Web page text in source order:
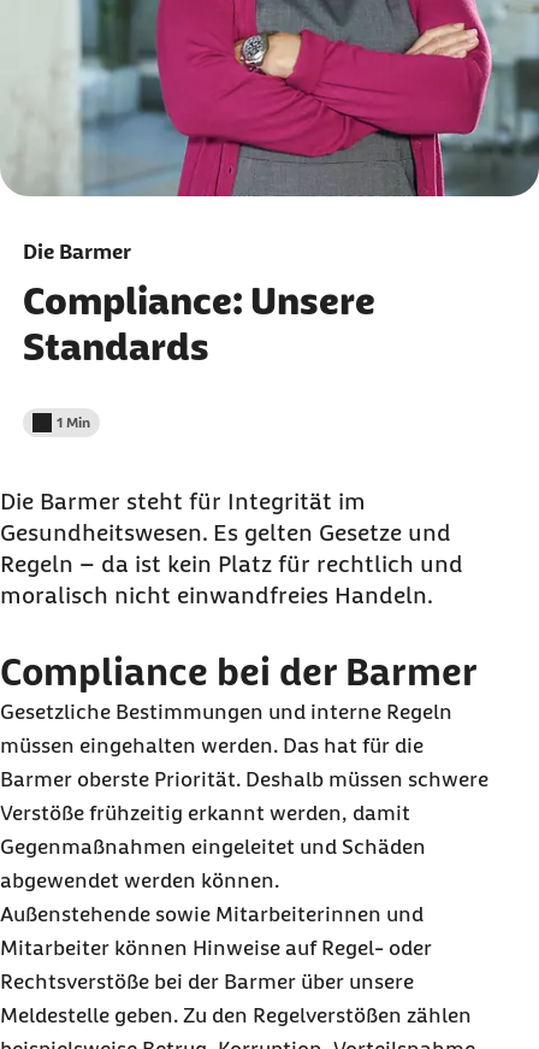
Die Barmer
Compliance: Unsere
Standards
Lesedauer weniger als
1 Min
Die Barmer steht für Integrität im
Gesundheitswesen. Es gelten Gesetze und
Regeln – da ist kein Platz für rechtlich und
moralisch nicht einwandfreies Handeln.
Compliance bei der Barmer
Gesetzliche Bestimmungen und interne Regeln
müssen eingehalten werden. Das hat für die
Barmer oberste Priorität. Deshalb müssen schwere
Verstöße frühzeitig erkannt werden, damit
Gegenmaßnahmen eingeleitet und Schäden
abgewendet werden können.
Außenstehende sowie Mitarbeiterinnen und
Mitarbeiter können Hinweise auf Regel- oder
Rechtsverstöße bei der Barmer über unsere
Meldestelle geben. Zu den Regelverstößen zählen